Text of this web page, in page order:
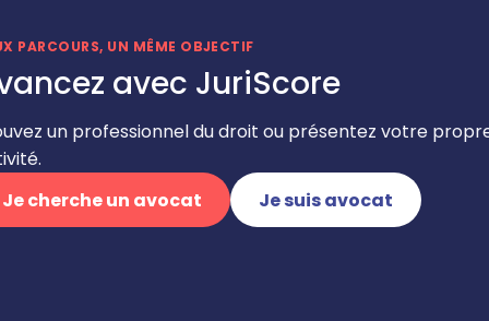
PARCOURS, UN MÊME OBJECTIF
avec JuriScore
un professionnel du droit ou présentez votre
Je cherche un avocat
Je suis avocat